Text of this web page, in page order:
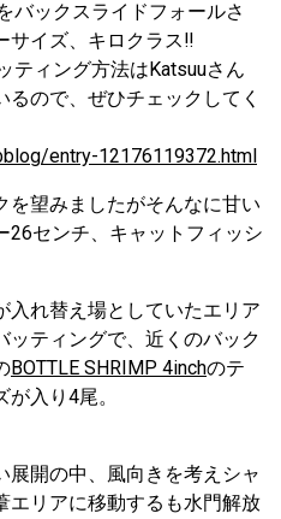
バックスライドフォールさ
サイズ、キロクラス‼︎
ティング方法はKatsuuさん
ので、ぜひチェックしてく
entry-12176119372.html
を望みましたがそんなに甘い
26センチ、キャットフィッシ
入れ替え場としていたエリア
ッティングで、近くのバック
BOTTLE SHRIMP 4inchのテ
入り4尾。
展開の中、風向きを考えシャ
エリアに移動するも水門解放